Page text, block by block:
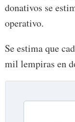
donativos se
operativo.
Se estima que
mil lempiras en